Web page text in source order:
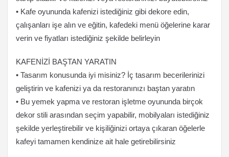
• Kafe oyununda kafenizi istediğiniz gibi dekore edin,
çalışanları işe alın ve eğitin, kafedeki menü öğelerine karar
verin ve fiyatları istediğiniz şekilde belirleyin
KAFENİZİ BAŞTAN YARATIN
• Tasarım konusunda iyi misiniz? İç tasarım becerilerinizi
geliştirin ve kafenizi ya da restoranınızı baştan yaratın
• Bu yemek yapma ve restoran işletme oyununda birçok
dekor stili arasından seçim yapabilir, mobilyaları istediğiniz
şekilde yerleştirebilir ve kişiliğinizi ortaya çıkaran öğelerle
kafeyi tamamen kendinize ait hale getirebilirsiniz